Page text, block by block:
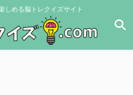
しめる脳トレクイズサイト